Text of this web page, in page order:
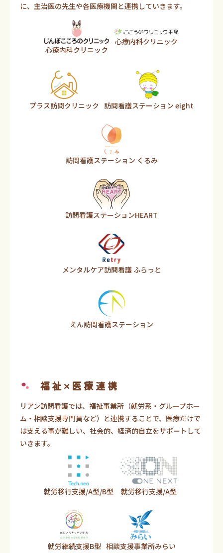
に、主治医の先生や各医療機関と連携していきます。
心療内科クリニック
心療内科クリニック
プラス訪問クリニック 訪問看護ステーション eight
訪問看護ステーション くるみ
訪問看護ステーションHEART
メンタルケア訪問看護 ふらっと
えん訪問看護ステーション
福祉×医療連携
リアン訪問看護では、福祉事業所（就労系・グループホー
ム・相談支援専門員など）と連携することで、医療だけで
は支える事が難しい、社会的、経済的自立をサポートして
いきます。
就労移行支援/A型/B型 就労移行支援/A型
就労継続支援B型 相談支援事業所みらい